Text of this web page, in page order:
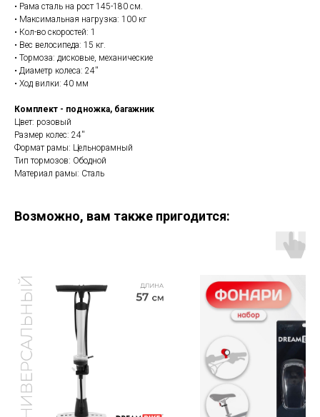
• Рама сталь на рост 145-180 см.
• Максимальная нагрузка: 100 кг
• Кол-во скоростей: 1
• Вес велосипеда: 15 кг.
• Тормоза: дисковые, механические
• Диаметр колеса: 24''
• Ход вилки: 40 мм
Комплект - подножка, багажник
Цвет: розовый
Размер колес: 24''
Формат рамы: Цельнорамный
Тип тормозов: Ободной
Материал рамы: Сталь
Возможно, вам также пригодится: